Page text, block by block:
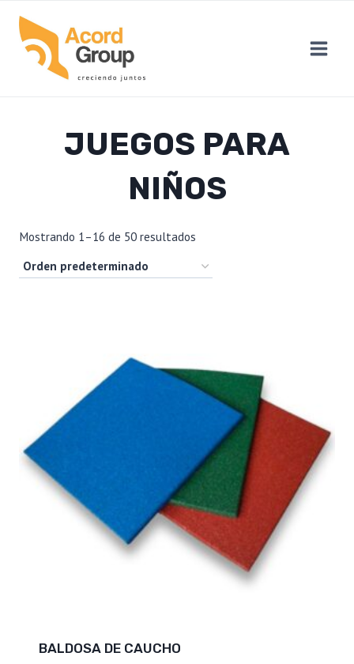
content
JUEGOS PARA
NIÑOS
Mostrando 1–16 de 50 resultados
BALDOSA DE CAUCHO